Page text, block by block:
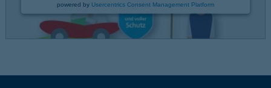
powered by Usercentrics Consent Management Platform